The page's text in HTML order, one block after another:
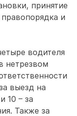
принятие
и
водителя
нетрезвом
выезд на
10 – за
Также за